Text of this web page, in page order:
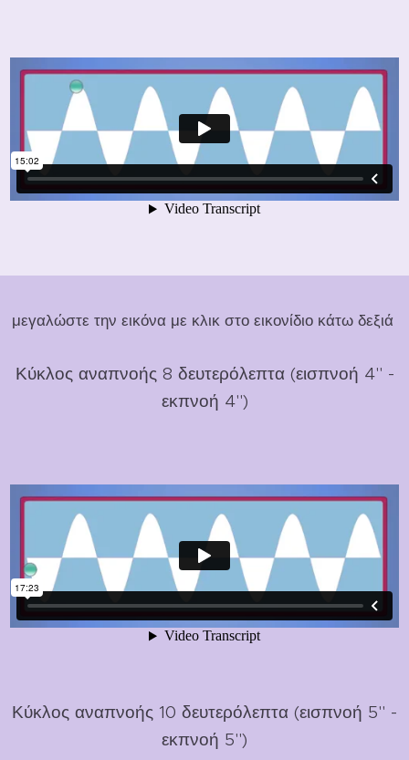
μεγαλώστε την εικόνα με κλικ στο εικονίδιο κάτω δεξιά
Κύκλος αναπνοής 8 δευτερόλεπτα (εισπνοή 4'' -
εκπνοή 4'')
Κύκλος αναπνοής 10 δευτερόλεπτα (εισπνοή 5'' -
εκπνοή 5'')